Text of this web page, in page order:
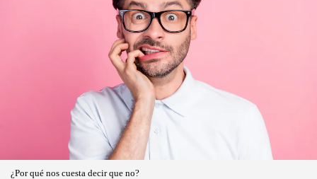
¿Por qué nos cuesta decir que no?